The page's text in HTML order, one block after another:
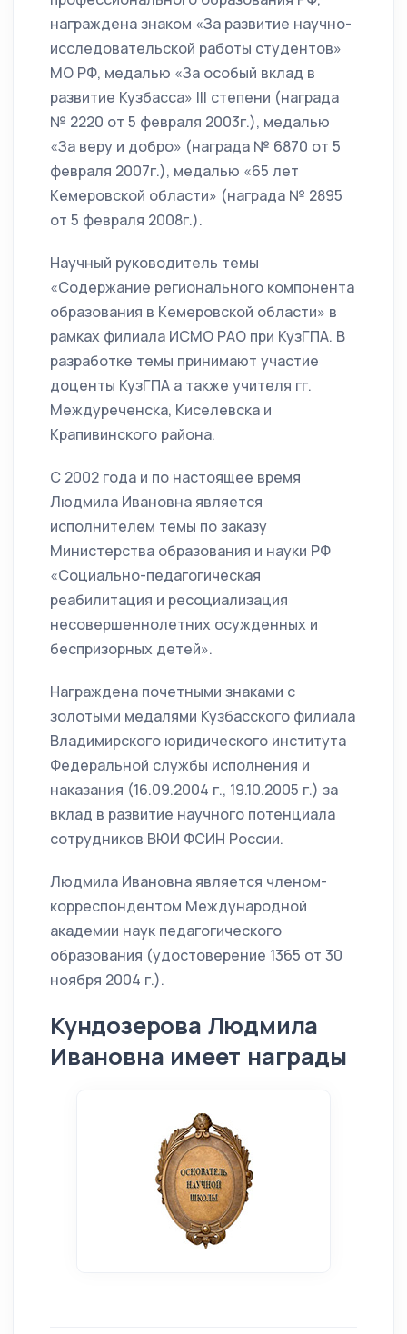
награждена знаком «За развитие научно-
исследовательской работы студентов»
МО РФ, медалью «За особый вклад в
развитие Кузбасса» III степени (награда
№ 2220 от 5 февраля 2003г.), медалью
«За веру и добро» (награда № 6870 от 5
февраля 2007г.), медалью «65 лет
Кемеровской области» (награда № 2895
от 5 февраля 2008г.).
Научный руководитель темы
«Содержание регионального компонента
образования в Кемеровской области» в
рамках филиала ИСМО РАО при КузГПА. В
разработке темы принимают участие
доценты КузГПА а также учителя гг.
Междуреченска, Киселевска и
Крапивинского района.
С 2002 года и по настоящее время
Людмила Ивановна является
исполнителем темы по заказу
Министерства образования и науки РФ
«Социально-педагогическая
реабилитация и ресоциализация
несовершеннолетних осужденных и
беспризорных детей».
Награждена почетными знаками с
золотыми медалями Кузбасского филиала
Владимирского юридического института
Федеральной службы исполнения и
наказания (16.09.2004 г., 19.10.2005 г.) за
вклад в развитие научного потенциала
сотрудников ВЮИ ФСИН России.
Людмила Ивановна является членом-
корреспондентом Международной
академии наук педагогического
образования (удостоверение 1365 от 30
ноября 2004 г.).
Кундозерова Людмила
Ивановна имеет награды